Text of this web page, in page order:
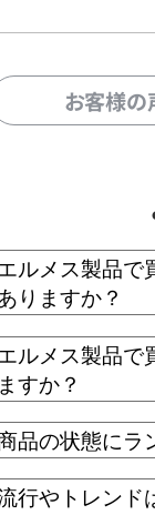
お客様
ルメス製品で
りますか？
ルメス製品で
ますか？
品の状態にラ
行やトレンド